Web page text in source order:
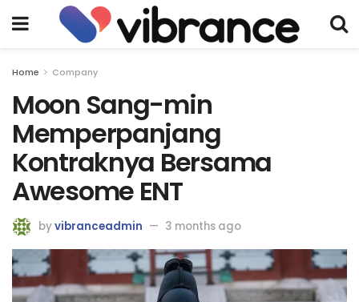
Home Company
Moon Sang-min
Memperpanjang
Kontraknya Bersama
Awesome ENT
byvibranceadmin 3 months ago